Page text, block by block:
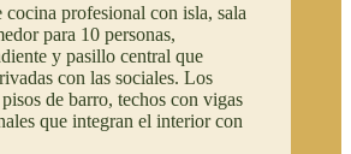
cocina profesional con isla, sala
para 10 personas,
y pasillo central que
con las sociales. Los
de barro, techos con vigas
que integran el interior con